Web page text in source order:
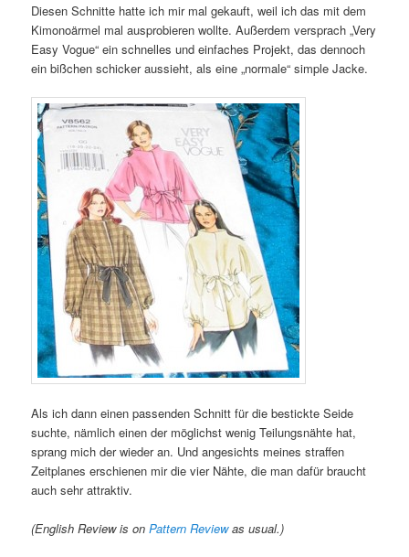
Diesen Schnitte hatte ich mir mal gekauft, weil ich das mit dem
Kimonoärmel mal ausprobieren wollte. Außerdem versprach „Very
Easy Vogue“ ein schnelles und einfaches Projekt, das dennoch
ein bißchen schicker aussieht, als eine „normale“ simple Jacke.
Als ich dann einen passenden Schnitt für die bestickte Seide
suchte, nämlich einen der möglichst wenig Teilungsnähte hat,
sprang mich der wieder an. Und angesichts meines straffen
Zeitplanes erschienen mir die vier Nähte, die man dafür braucht
auch sehr attraktiv.
(English Review is onPattern Reviewas usual.)